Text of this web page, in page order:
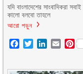
যদি বাংলাদেশের সাংবাদিকরা
কালো বলবো তাহলে
আরো পড়ুন
Facebook
TwitterLinkedIn
Email